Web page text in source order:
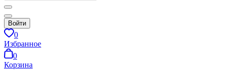
Войти
0
Избранное
0
Корзина